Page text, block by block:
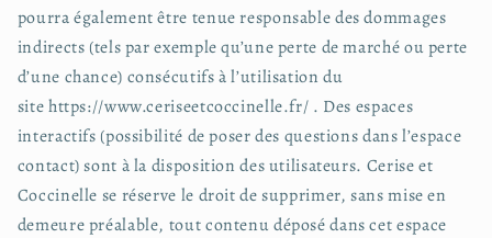
pourra également être tenue responsable des dommages
indirects (tels par exemple qu’une perte de marché ou perte
d’une chance) consécutifs à l’utilisation du
site https://www.ceriseetcoccinelle.fr/ . Des espaces
interactifs (possibilité de poser des questions dans l’espace
contact) sont à la disposition des utilisateurs. Cerise et
Coccinelle se réserve le droit de supprimer, sans mise en
demeure préalable, tout contenu déposé dans cet espace